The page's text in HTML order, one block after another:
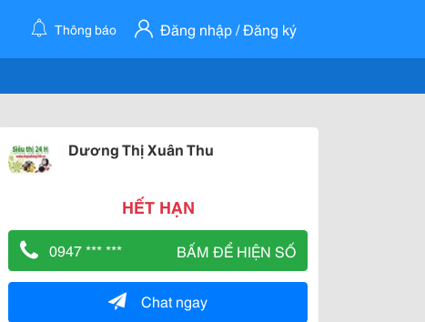
Thông báo Đăng nhập / Đăng ký
Dương Thị Xuân Thu
HẾT HẠN
0947 *** *** BẤM ĐỂ HIỆN SỐ
Chat ngay